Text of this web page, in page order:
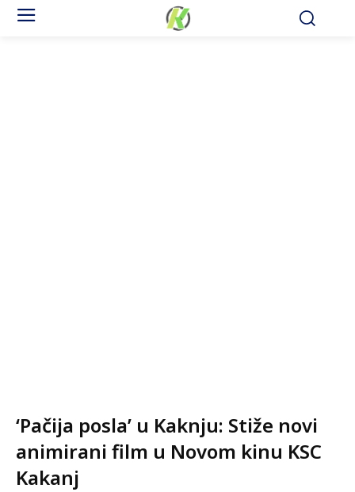
‘Pačija posla’ u Kaknju: Stiže novi
animirani film u Novom kinu KSC
Kakanj